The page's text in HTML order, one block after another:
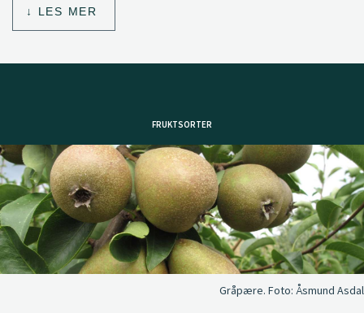
LES MER
FRUKTSORTER
Gråpære. Foto: Åsmund Asdal